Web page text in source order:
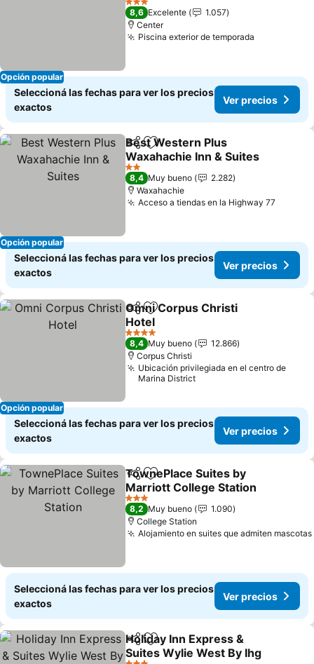
Opción popular
3 Estrellas
8,6 Excelente
1.057
Center
Piscina exterior de temporada
Seleccioná las fechas para ver los precios
exactos
Ver precios
Opción popular
CompartirAñadir a favoritos
Best Western Plus
Waxahachie Inn & Suites
2 Estrellas
8,4 Muy bueno
2.282
Waxahachie
Acceso a tiendas en la Highway 77
Seleccioná las fechas para ver los precios
exactos
Ver precios
Opción popular
CompartirAñadir a favoritos
Omni Corpus Christi
Hotel
4 Estrellas
8,4 Muy bueno
12.866
Corpus Christi
Ubicación privilegiada en el centro de
Marina District
Seleccioná las fechas para ver los precios
exactos
Ver precios
Compartir
Añadir a favoritos
TownePlace Suites by
Marriott College Station
3 Estrellas
8,2 Muy bueno
1.090
College Station
Alojamiento en suites que admiten mascotas
Seleccioná las fechas para ver los precios
exactos
Ver precios
CompartirAñadir a favoritos
Holiday Inn Express &
Suites Wylie West By Ihg